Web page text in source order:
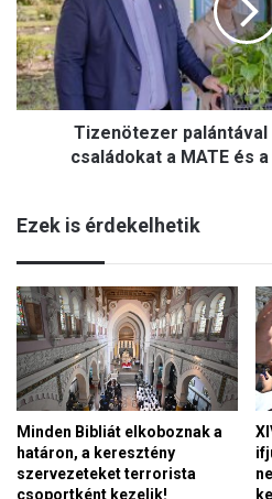
p
r
e
s
s
ü
n
t
e
i
r
e
e
m
m
n
ö
t
e
z
l
n
t
á
v
a
l
s
e
g
í
Tizenötezer
családokat a MATE és
Ezek is érdekelhetik
Minden Bibliát elkoboznak a
határon, a keresztény
szervezeteket terrorista
csoportként kezelik!
kell